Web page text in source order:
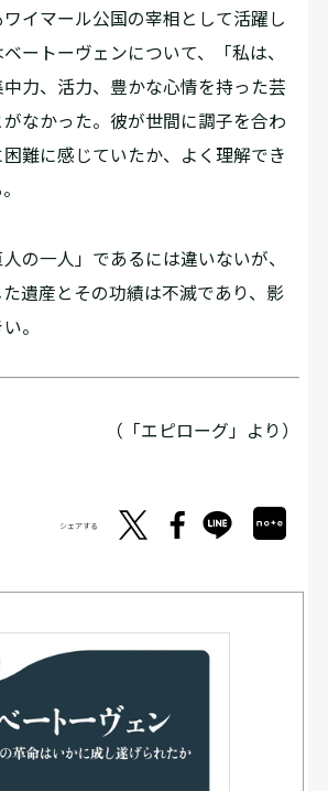
イマール公国の宰相として活躍し
ートーヴェンについて、「私は、
力、活力、豊かな心情を持った芸
なかった。彼が世間に調子を合わ
難に感じていたか、よく理解でき
人の一人」であるには違いないが、
遺産とその功績は不滅であり、影
。
（「エピローグ」より）
シェアする